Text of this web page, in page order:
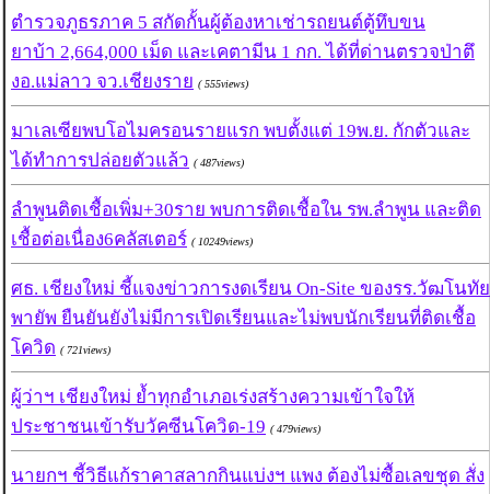
ตำรวจภูธรภาค 5 สกัดกั้นผู้ต้องหาเช่ารถยนต์ตู้ทึบขน
ยาบ้า 2,664,000 เม็ด และเคตามีน 1 กก. ได้ที่ด่านตรวจป่าตึ
งอ.แม่ลาว จว.เชียงราย ( 555views)
มาเลเซียพบโอไมครอนรายแรก พบตั้งแต่ 19พ.ย. กักตัวและ
ได้ทำการปล่อยตัวแล้ว ( 487views)
ลำพูนติดเชื้อเพิ่ม+30ราย พบการติดเชื้อใน รพ.ลำพูน และติด
เชื้อต่อเนื่อง6คลัสเตอร์ ( 10249views)
ศธ. เชียงใหม่ ชี้แจงข่าวการงดเรียน On-Site ของรร.วัฒโนทัย
พายัพ ยืนยันยังไม่มีการเปิดเรียนและไม่พบนักเรียนที่ติดเชื้อ
โควิด ( 721views)
ผู้ว่าฯ เชียงใหม่ ย้ำทุกอำเภอเร่งสร้างความเข้าใจให้
ประชาชนเข้ารับวัคซีนโควิด-19 ( 479views)
นายกฯ ชี้วิธีแก้ราคาสลากกินแบ่งฯ แพง ต้องไม่ซื้อเลขชุด สั่ง